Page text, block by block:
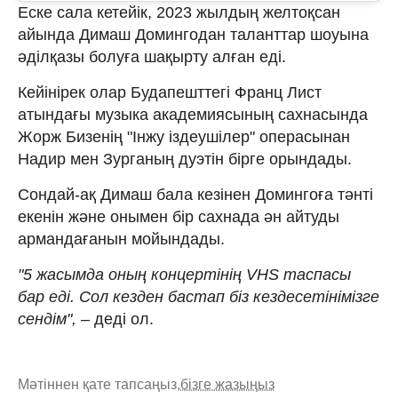
Еске сала кетейік, 2023 жылдың желтоқсан
айында Димаш Домингодан таланттар шоуына
әділқазы болуға шақырту алған еді.
Кейінірек олар Будапешттегі Франц Лист
атындағы музыка академиясының сахнасында
Жорж Бизенің "Інжу іздеушілер" операсынан
Надир мен Зурганың дуэтін бірге орындады.
Сондай-ақ Димаш бала кезінен Домингоға тәнті
екенін және онымен бір сахнада ән айтуды
армандағанын мойындады.
"5 жасымда оның концертінің VHS таспасы
бар еді. Сол кезден бастап біз кездесетінімізге
сендім", – деді ол.
Мәтіннен қате тапсаңыз,бізге жазыңыз